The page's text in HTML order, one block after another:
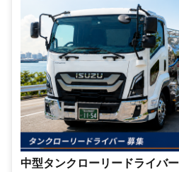
中型タンクローリードライバー